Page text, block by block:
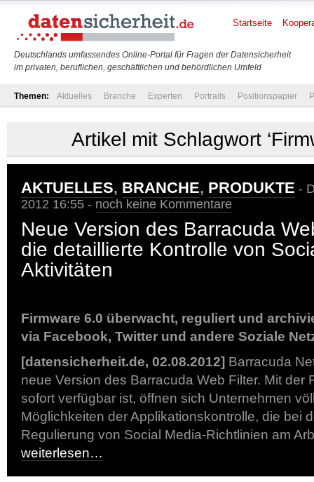
Deutschlands umfassendes Online-Portal für Fragen der Datensicherheit
im privaten, beruflichen, geschäftlichen und behördlichen Umfeld
Startseite
Themen: Aktuelles Branche Experten Portraits Positionspapier
Artikel mit Schlagwort
AKTUELLES, BRANCHE, PRODUKTE -
2012 16:55 - noch keine Kommentare
Neue Version des Barracuda
die detaillierte Kontrolle von
Aktivitäten
Firmware 6.0 überwacht, reguliert und
via Facebook, Twitter und andere Soziale
[datensicherheit.de, 02.08.2012] Barracuda
neue Version des Barracuda Web Filter. Mit der
sofort verfügbar ist, öffnen sich Unternehmen
Möglichkeiten der Applikationskontrolle, die bei
Regulierung von Social Media-Richtlinien am
weiterlesen…